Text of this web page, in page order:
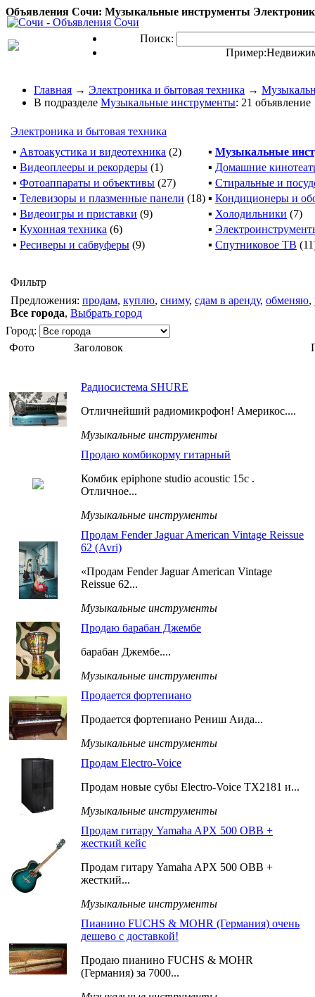
Объявления Сочи: Музыкальные инструменты
Поиск:
Пример:
Главная → Электроника и бытовая техника →
В подразделе Музыкальные инструменты: 21 объявление
Электроника и бытовая техника
▪ Автоакустика и видеотехника (2) ▪ Музыкальные
▪ Видеоплееры и рекордеры (1) ▪ Домашние
▪ Фотоаппараты и объективы (27) ▪ Стиральные и
▪ Телевизоры и плазменные панели (18) ▪ Кондиционеры и
▪ Видеоигры и приставки (9) ▪ Холодильники (7)
▪ Кухонная техника (6) ▪
▪ Ресиверы и сабвуферы (9) ▪ Спутниковое ТВ
Фильтр
Предложения: продам, куплю, сниму, сдам в аренду, обменяю,
Все города, Выбрать город
Город:
Фото
Заголовок
Радиосистема SHURE
Отличнейший радиомикрофон! Америкос....
Музыкальные инструменты
Продаю комбикорму гитарный
Комбик epiphone studio acoustic 15c .
Отличное...
Музыкальные инструменты
Продам Fender Jaguar American Vintage Reissue
62 (Avri)
«Продам Fender Jaguar American Vintage
Reissue 62...
Музыкальные инструменты
Продаю барабан Джембе
барабан Джембе....
Музыкальные инструменты
Продается фортепиано
Продается фортепиано Рениш Аида...
Музыкальные инструменты
Продам Electro-Voice
Продам новые субы Electro-Voice TX2181 и...
Музыкальные инструменты
Продам гитару Yamaha APX 500 OBB +
жесткий кейс
Продам гитару Yamaha APX 500 OBB +
жесткий...
Музыкальные инструменты
Пианино FUCHS & MOHR (Германия) очень
дешево с доставкой!
Продаю пианино FUCHS & MOHR
(Германия) за 7000...